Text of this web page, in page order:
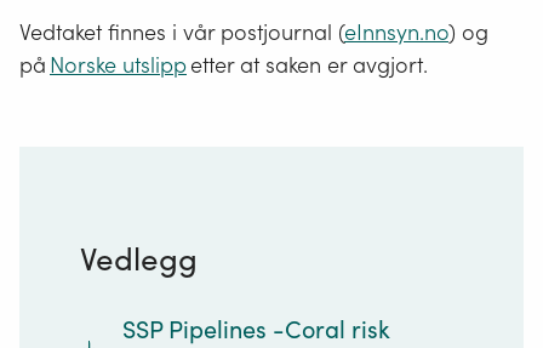
Vedtaket finnes i vår postjournal (eInnsyn.no) og
på Norske utslippetter at saken er avgjort.
Vedlegg
SSP Pipelines -Coral risk